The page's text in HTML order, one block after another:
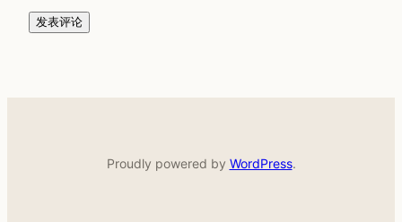
Proudly powered by WordPress.